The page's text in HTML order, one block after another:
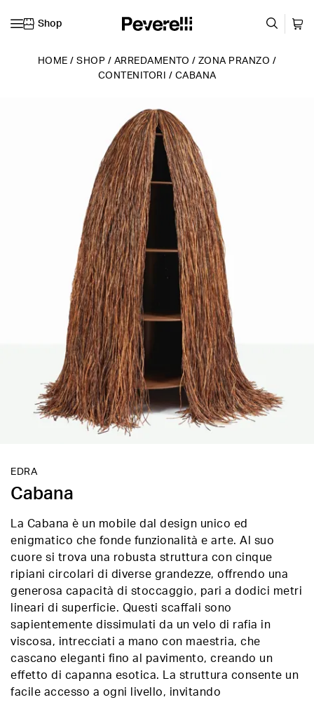
Shop
HOME /SHOP / ARREDAMENTO / ZONA PRANZO /
CONTENITORI
/ CABANA
EDRA
Cabana
La Cabana è un mobile dal design unico ed
enigmatico che fonde funzionalità e arte. Al suo
cuore si trova una robusta struttura con cinque
ripiani circolari di diverse grandezze, offrendo una
generosa capacità di stoccaggio, pari a dodici metri
lineari di superficie. Questi scaffali sono
sapientemente dissimulati da un velo di rafia in
viscosa, intrecciati a mano con maestria, che
cascano eleganti fino al pavimento, creando un
effetto di capanna esotica. La struttura consente un
facile accesso a ogni livello, invitando